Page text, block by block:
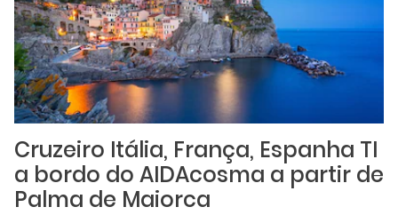
Cruzeiro Itália, França, Espanha TI
a bordo do AIDAcosma a partir de
Palma de Maiorca